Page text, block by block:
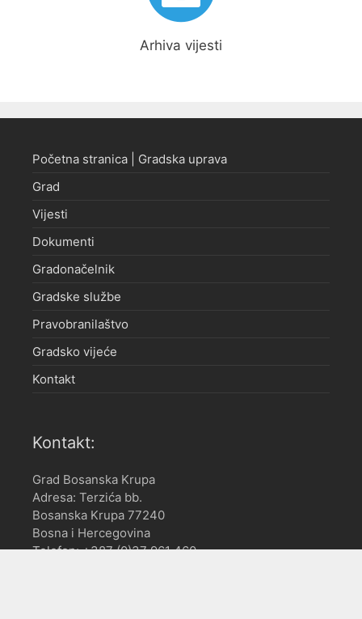
Arhiva vijesti
Početna stranica | Gradska uprava
Grad
Vijesti
Dokumenti
Gradonačelnik
Gradske službe
Pravobranilaštvo
Gradsko vijeće
Kontakt
Kontakt:
Grad Bosanska Krupa
Adresa: Terzića bb.
Bosanska Krupa 77240
Bosna i Hercegovina
Telefon: +387 (0)37 961 460